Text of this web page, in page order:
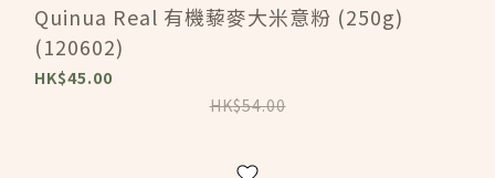
Quinua Real 有機藜麥大米意粉 (250g)
(120602)
HK$45.00
HK$54.00